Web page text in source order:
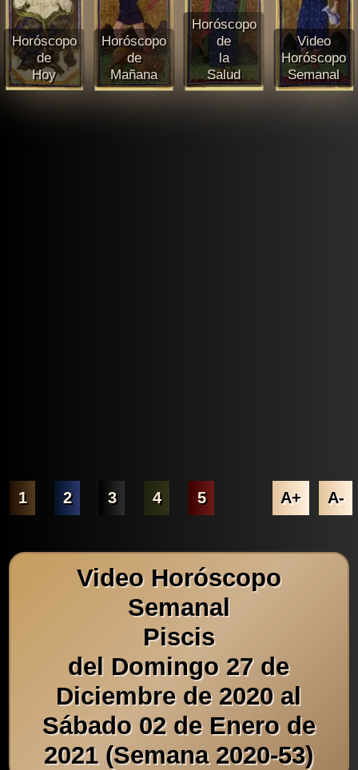
Horóscopo
de
Hoy
Horóscopo
de
Mañana
Horóscopo
de
la
Salud
Video
Horóscopo
Semanal
1 2 3 4 5 A+ A-
Video Horóscopo
Semanal
Piscis
del Domingo 27 de
Diciembre de 2020 al
Sábado 02 de Enero de
2021 (Semana 2020-53)